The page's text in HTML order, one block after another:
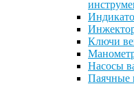
Ключи
Насосы
Паячные